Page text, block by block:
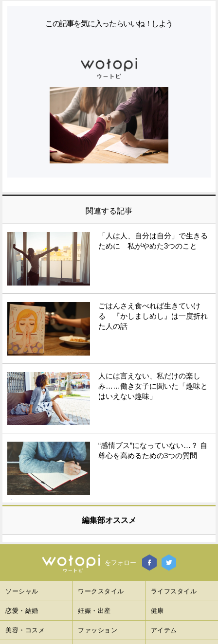
この記事を気に入ったらいいね！しよう
関連する記事
「人は人、自分は自分」で生きる
ために 私がやめた3つのこと
ごはんさえ食べれば生きていけ
る 『かしましめし』は一度折れ
た人の話
人には言えない、私だけの楽し
み……働き女子に聞いた「趣味と
はいえない趣味」
“感情ブス”になっていない…？ 自
尊心を高めるための3つの質問
編集部オススメ
をフォロー
ソーシャル ワークスタイル ライフスタイル
恋愛・結婚 妊娠・出産 健康
美容・コスメ ファッション アイテム